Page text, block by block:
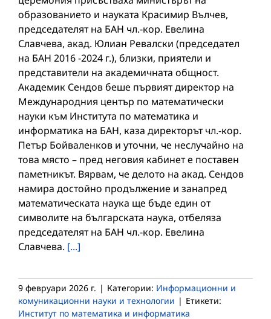
образованието и науката Красимир Вълчев,
председателят на БАН чл.-кор. Евелина
Славчева, акад. Юлиан Ревалски (председател
на БАН 2016 -2024 г.), близки, приятели и
представители на академичната общност.
Академик Сендов беше първият директор на
Международния център по математически
науки към Института по математика и
информатика на БАН, каза директорът чл.-кор.
Петър Бойваленков и уточни, че неслучайно на
това място – пред неговия кабинет е поставен
паметникът. Вярвам, че делото на акад. Сендов
намира достойно продължение и занапред
математическата наука ще бъде един от
символите на българската наука, отбеляза
председателят на БАН чл.-кор. Евелина
Славчева. [...]
9 февруари 2026 г. | Категории: Информационни и
комуникационни науки и технологии | Етикети:
Институт по математика и информатика